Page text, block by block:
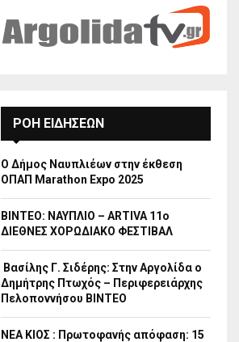
ΡΟΗ ΕΙΔΗΣΕΩΝ
Ο Δήμος Ναυπλιέων στην έκθεση
ΟΠΑΠ Marathon Expo 2025
ΒΙΝΤΕΟ: ΝΑΥΠΛΙΟ – ARTIVA 11ο
ΔΙΕΘΝΕΣ ΧΟΡΩΔΙΑΚΟ ΦΕΣΤΙΒΑΛ
Βασίλης Γ. Σιδέρης: Στην Αργολίδα ο
Δημήτρης Πτωχός – Περιφερειάρχης
Πελοποννήσου ΒΙΝΤΕΟ
ΝΕΑ ΚΙΟΣ : Πρωτοφανής απόφαση: 15